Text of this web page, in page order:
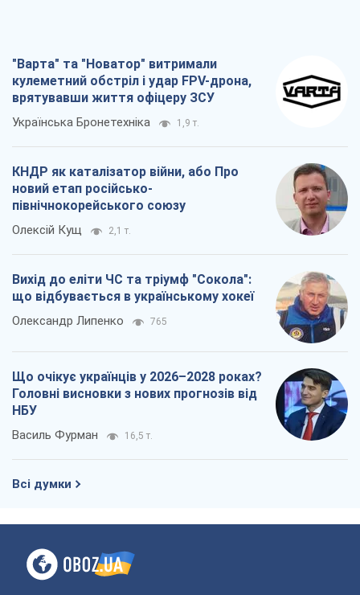
"Варта" та "Новатор" витримали
кулеметний обстріл і удар FPV-дрона,
врятувавши життя офіцеру ЗСУ
Українська Бронетехніка 1,9 т.
КНДР як каталізатор війни, або Про
новий етап російсько-
північнокорейського союзу
Олексій Кущ 2,1 т.
Вихід до еліти ЧС та тріумф "Сокола":
що відбувається в українському хокеї
Олександр Липенко 765
Що очікує українців у 2026–2028 роках?
Головні висновки з нових прогнозів від
НБУ
Василь Фурман 16,5 т.
Всі думки